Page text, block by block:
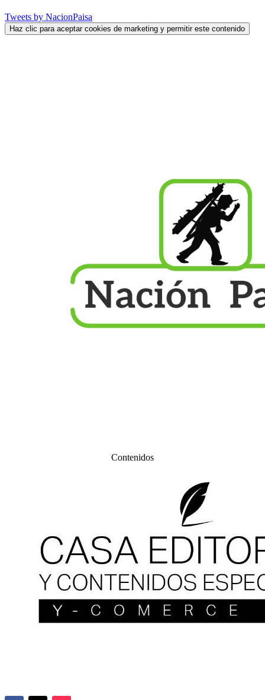
Tweets by NacionPaisa
Haz clic para aceptar cookies de marketing y permitir este contenido
Contenidos